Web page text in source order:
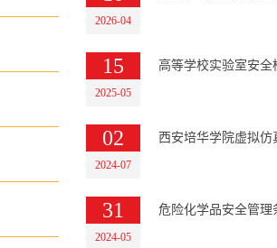
2026-04
15
2025-05
高等学校实验室安全
02
2024-07
西安培华学院虚拟仿
31
2024-05
危险化学品安全管理